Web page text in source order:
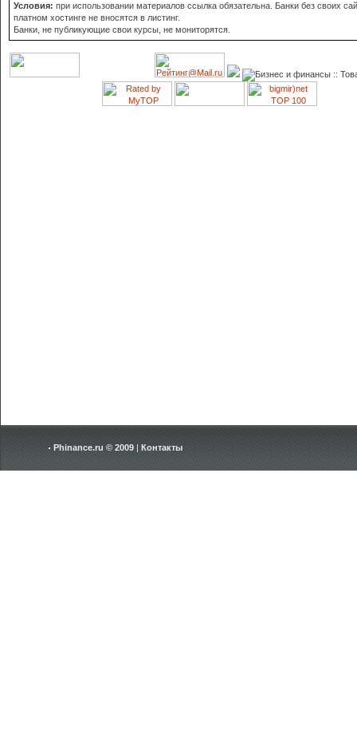
Условия: при использовании материалов ссылка обязательна. Банки без своих
платном хостинге не вносятся в листинг.
Банки, не публикующие свои курсы, не мониторятся.
Phinance.ru © 2009 | Контакты